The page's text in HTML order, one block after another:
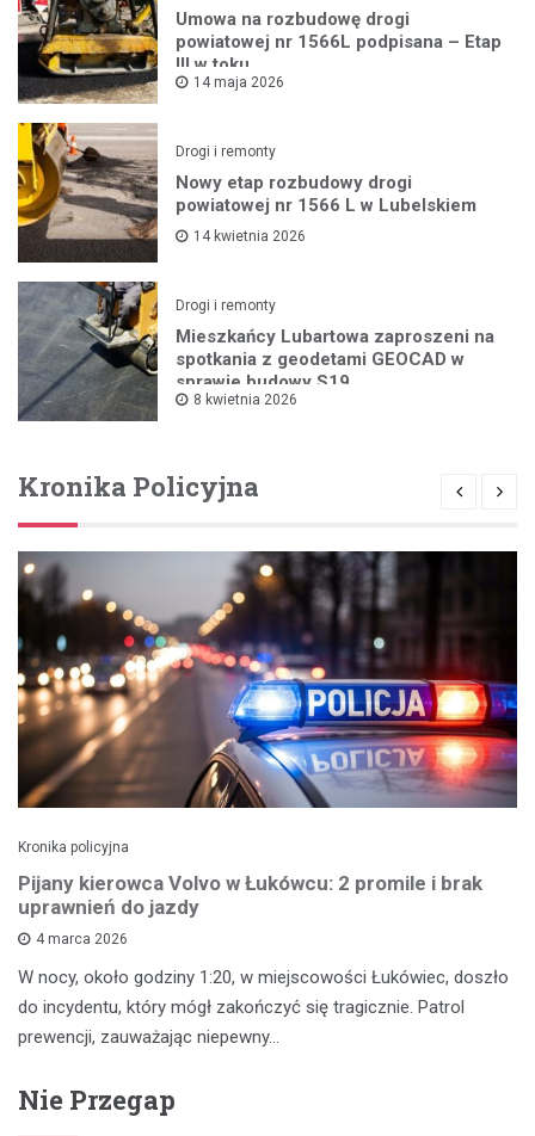
Umowa na rozbudowę drogi
powiatowej nr 1566L podpisana – Etap
III w toku
14 maja 2026
Drogi i remonty
Nowy etap rozbudowy drogi
powiatowej nr 1566 L w Lubelskiem
14 kwietnia 2026
Drogi i remonty
Mieszkańcy Lubartowa zaproszeni na
spotkania z geodetami GEOCAD w
sprawie budowy S19
8 kwietnia 2026
Kronika Policyjna
Kronika policyjna
Pijany kierowca Volvo w Łukówcu: 2 promile i brak
uprawnień do jazdy
4 marca 2026
W nocy, około godziny 1:20, w miejscowości Łukówiec, doszło
do incydentu, który mógł zakończyć się tragicznie. Patrol
prewencji, zauważając niepewny…
Nie Przegap